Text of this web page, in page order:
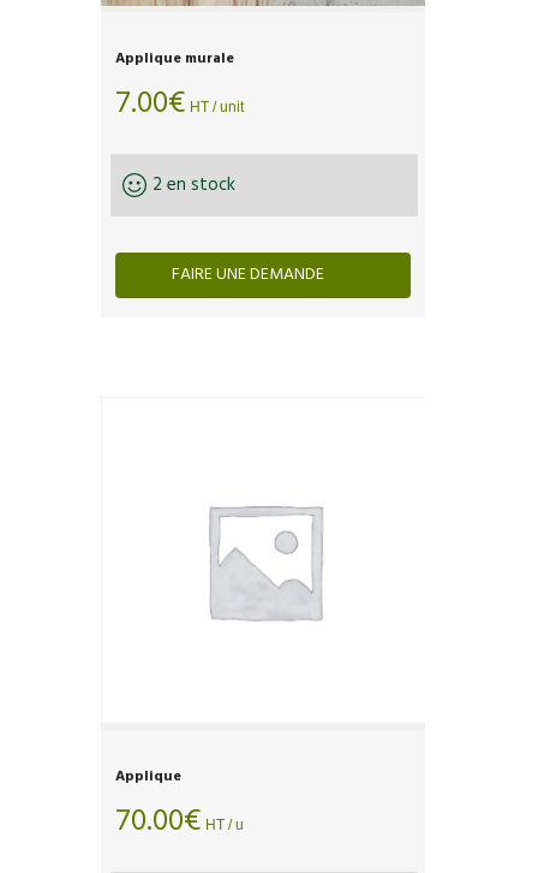
Applique murale
7.00€ HT / unit
2 en stock
FAIRE UNE DEMANDE
Applique
70.00€ HT / u